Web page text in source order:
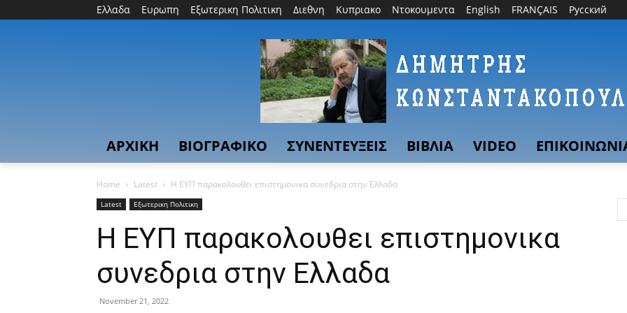
Ελλαδα Ευρωπη Εξωτερικη Πολιτικη Διεθνη Κυπριακο Ντοκουμεντα English FRANÇAIS Русский
ΑΡΧΙΚΗ ΒΙΟΓΡΑΦΙΚΟ ΣΥΝΕΝΤΕΥΞΕΙΣ ΒΙΒΛΙΑ VIDEO
Home Latest H ΕΥΠ παρακολουθει επιστημονικα συνεδρια στην Ελλαδα
Latest Εξωτερικη Πολιτικη
H ΕΥΠ παρακολουθει επιστημονικα
συνεδρια στην Ελλαδα
November 21, 2022